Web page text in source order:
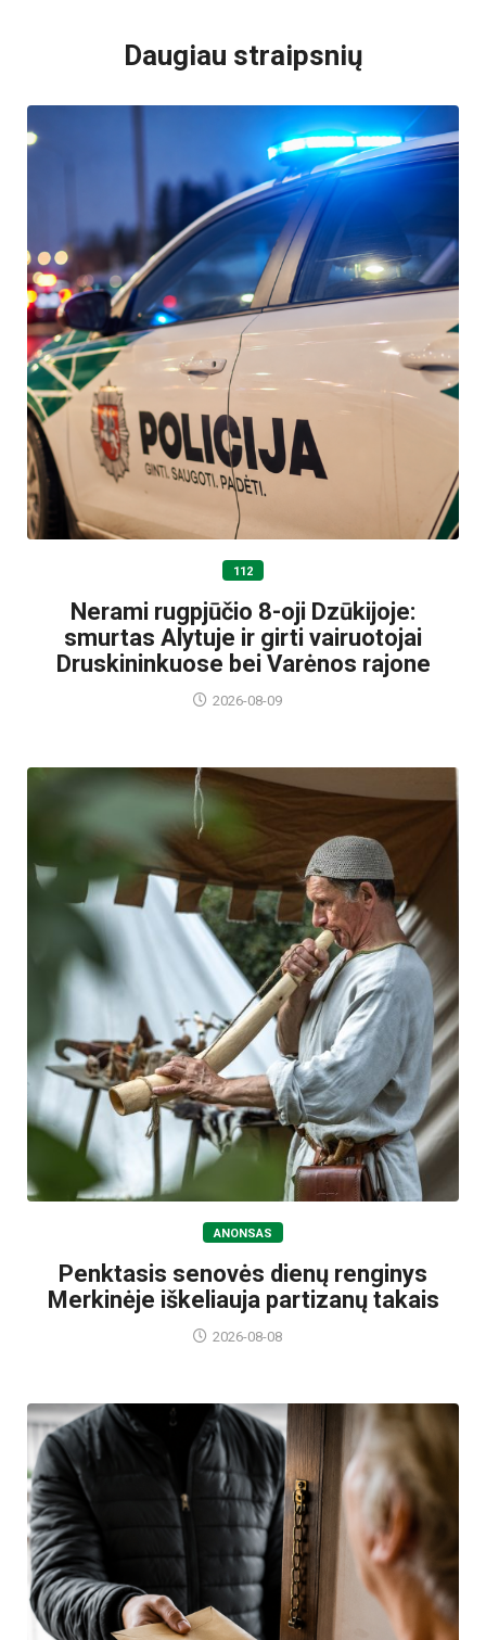
Daugiau straipsnių
112
Nerami rugpjūčio 8-oji Dzūkijoje:
smurtas Alytuje ir girti vairuotojai
Druskininkuose bei Varėnos rajone
2026-08-09
ANONSAS
Penktasis senovės dienų renginys
Merkinėje iškeliauja partizanų takais
2026-08-08